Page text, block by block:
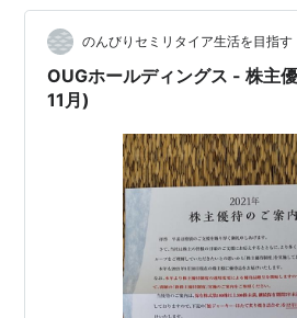
のんびりセミリタイア生活を目指す
OUGホールディングス - 株主
11月)